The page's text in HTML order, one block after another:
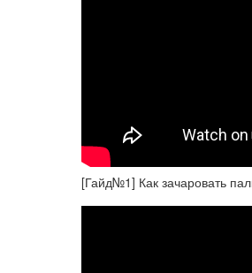
[Гайд№1] Как зачаровать